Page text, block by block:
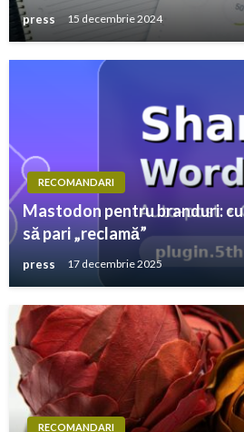
press 15 decembrie 2024
RECOMANDARI
Mastodon pentru branduri:
să pari „reclamă”
press 17 decembrie 2025
RECOMANDARI